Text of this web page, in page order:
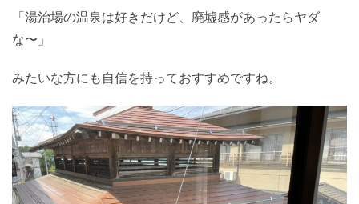
「湯治場の温泉は好きだけど、廃墟感があったらヤダ
な〜」
みたいな方にも自信を持っておすすめですね。